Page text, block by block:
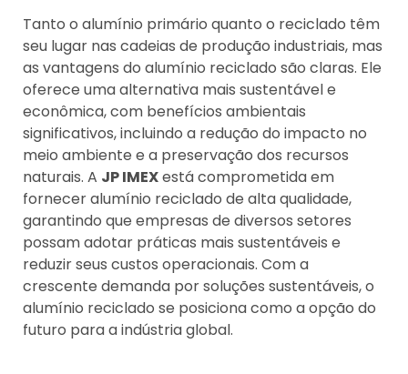
Tanto o alumínio primário quanto o reciclado têm
seu lugar nas cadeias de produção industriais, mas
as vantagens do alumínio reciclado são claras. Ele
oferece uma alternativa mais sustentável e
econômica, com benefícios ambientais
significativos, incluindo a redução do impacto no
meio ambiente e a preservação dos recursos
naturais. A JP IMEXestá comprometida em
fornecer alumínio reciclado de alta qualidade,
garantindo que empresas de diversos setores
possam adotar práticas mais sustentáveis e
reduzir seus custos operacionais. Com a
crescente demanda por soluções sustentáveis, o
alumínio reciclado se posiciona como a opção do
futuro para a indústria global.